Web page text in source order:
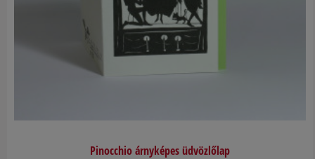
Pinocchio árnyképes üdvözlőlap